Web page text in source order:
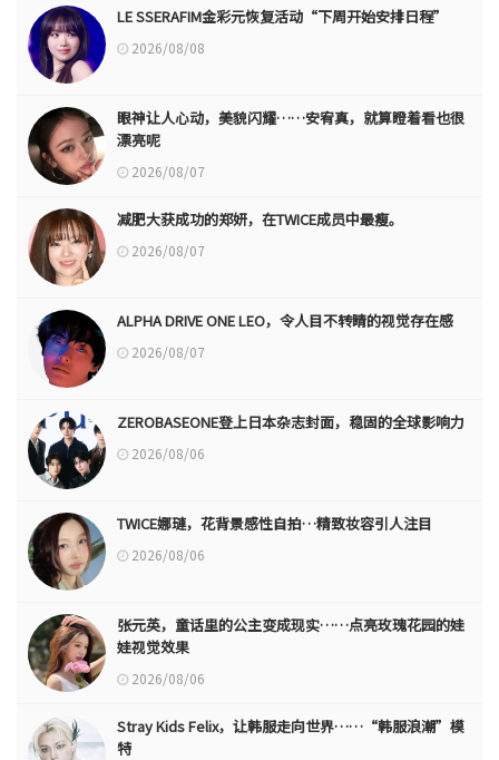
LE SSERAFIM金彩元恢复活动“下周开始安排日程”
2026/08/08
眼神让人心动，美貌闪耀……安宥真，就算瞪着看也很
漂亮呢
2026/08/07
减肥大获成功的郑妍，在TWICE成员中最瘦。
2026/08/07
ALPHA DRIVE ONE LEO，令人目不转睛的视觉存在感
2026/08/07
ZEROBASEONE登上日本杂志封面，稳固的全球影响力
2026/08/06
TWICE娜璉，花背景感性自拍…精致妆容引人注目
2026/08/06
张元英，童话里的公主变成现实……点亮玫瑰花园的娃
娃视觉效果
2026/08/06
Stray Kids Felix，让韩服走向世界……“韩服浪潮”模
特